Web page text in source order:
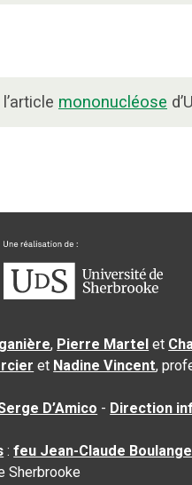
mononucléose
, Pierre Martel et
et Nadine Vincent,
D’Amico - Direction
:feu Jean-Claude
Sherbrooke